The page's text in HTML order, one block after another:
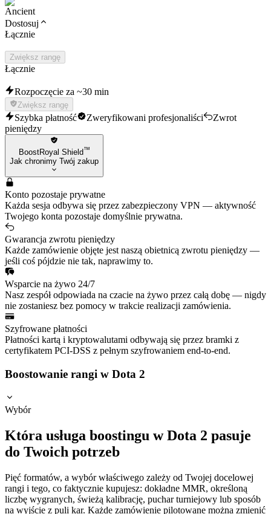
Dostosuj
Łącznie
Zwiększ rangę
Łącznie
Rozpoczęcie za ~30 min
Zwiększ rangę
Szybka płatność Zweryfikowani profesjonaliści
Zwrot
pieniędzy
BoostRoyal Shield™
Jak chronimy Twój zakup
Konto pozostaje prywatne
Każda sesja odbywa się przez zabezpieczony VPN — aktywność
Twojego konta pozostaje domyślnie prywatna.
Gwarancja zwrotu pieniędzy
Każde zamówienie objęte jest naszą obietnicą zwrotu pieniędzy —
jeśli coś pójdzie nie tak, naprawimy to.
Wsparcie na żywo 24/7
Nasz zespół odpowiada na czacie na żywo przez całą dobę — nigdy
nie zostaniesz bez pomocy w trakcie realizacji zamówienia.
Szyfrowane płatności
Płatności kartą i kryptowalutami odbywają się przez bramki z
certyfikatem PCI-DSS z pełnym szyfrowaniem end-to-end.
Boostowanie rangi w Dota 2
Wybór
Która usługa boostingu w Dota 2 pasuje
do Twoich potrzeb
Pięć formatów, a wybór właściwego zależy od Twojej docelowej
rangi i tego, co faktycznie kupujesz: dokładne MMR, określoną
liczbę wygranych, świeżą kalibrację, puchar turniejowy lub sposób
na wyjście z puli kar. Każde zamówienie pilotowane można zmienić